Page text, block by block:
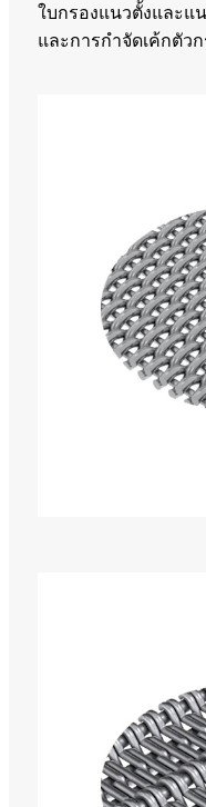
ใบกรองแนวตั้งและแ
และการกำจัดเค้กตัว